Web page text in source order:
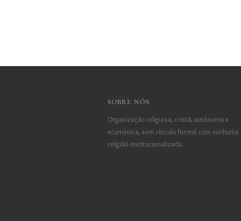
SOBRE NÓS
Organização religiosa, cristã, autônoma e
ecumênica, sem vínculo formal com nenhuma
religião institucionalizada.